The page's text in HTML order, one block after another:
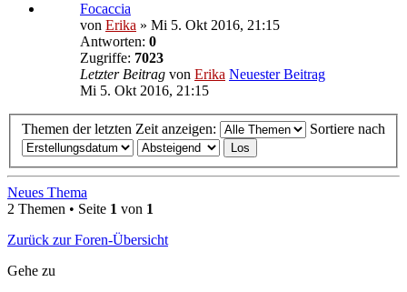
Focaccia
von Erika » Mi 5. Okt 2016, 21:15
Antworten: 0
Zugriffe: 7023
Letzter Beitrag von Erika Neuester Beitrag
Mi 5. Okt 2016, 21:15
Themen der letzten Zeit anzeigen: Sortiere nach
Neues Thema
2 Themen • Seite 1 von 1
Zurück zur Foren-Übersicht
Gehe zu